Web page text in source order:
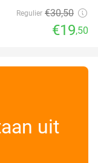
Regulier €30,50
€19,50
uit